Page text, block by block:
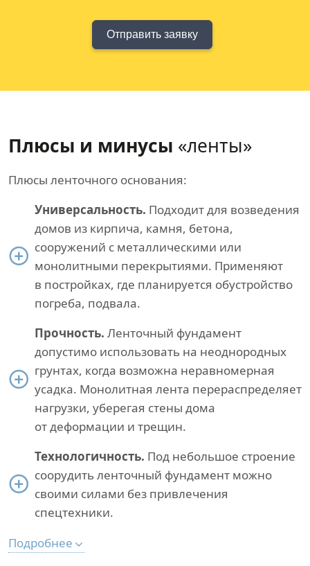
Отправить заявку
Плюсы и минусы «ленты»
Плюсы ленточного основания:
Универсальность. Подходит для возведения
домов из кирпича, камня, бетона,
сооружений с металлическими или
монолитными перекрытиями. Применяют
в постройках, где планируется обустройство
погреба, подвала.
Прочность. Ленточный фундамент
допустимо использовать на неоднородных
грунтах, когда возможна неравномерная
усадка. Монолитная лента перераспределяет
нагрузки, уберегая стены дома
от деформации и трещин.
Технологичность. Под небольшое строение
соорудить ленточный фундамент можно
своими силами без привлечения
спецтехники.
Подробнее